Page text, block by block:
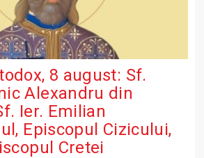
8 august: Sf.
Alexandru din
Ier. Emilian
Episcopul Cizicului,
Cretei